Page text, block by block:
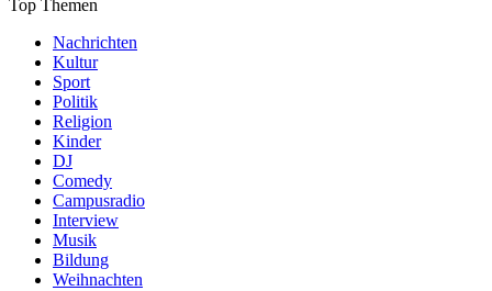
Top Themen
Nachrichten
Kultur
Sport
Politik
Religion
Kinder
DJ
Comedy
Campusradio
Interview
Musik
Bildung
Weihnachten